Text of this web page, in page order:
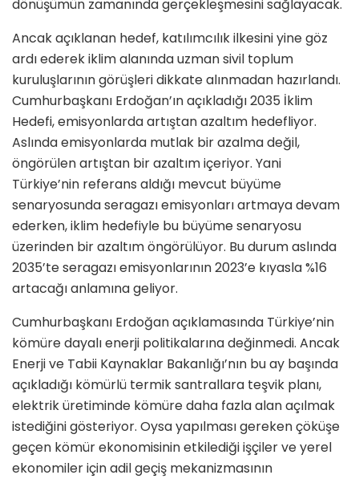
dönüşümün zamanında gerçekleşmesini sağlayacak.
Ancak açıklanan hedef, katılımcılık ilkesini yine göz
ardı ederek iklim alanında uzman sivil toplum
kuruluşlarının görüşleri dikkate alınmadan hazırlandı.
Cumhurbaşkanı Erdoğan’ın açıkladığı 2035 İklim
Hedefi, emisyonlarda artıştan azaltım hedefliyor.
Aslında emisyonlarda mutlak bir azalma değil,
öngörülen artıştan bir azaltım içeriyor. Yani
Türkiye’nin referans aldığı mevcut büyüme
senaryosunda seragazı emisyonları artmaya devam
ederken, iklim hedefiyle bu büyüme senaryosu
üzerinden bir azaltım öngörülüyor. Bu durum aslında
2035’te seragazı emisyonlarının 2023’e kıyasla %16
artacağı anlamına geliyor.
Cumhurbaşkanı Erdoğan açıklamasında Türkiye’nin
kömüre dayalı enerji politikalarına değinmedi. Ancak
Enerji ve Tabii Kaynaklar Bakanlığı’nın bu ay başında
açıkladığı kömürlü termik santrallara teşvik planı,
elektrik üretiminde kömüre daha fazla alan açılmak
istediğini gösteriyor. Oysa yapılması gereken çöküşe
geçen kömür ekonomisinin etkilediği işçiler ve yerel
ekonomiler için adil geçiş mekanizmasının